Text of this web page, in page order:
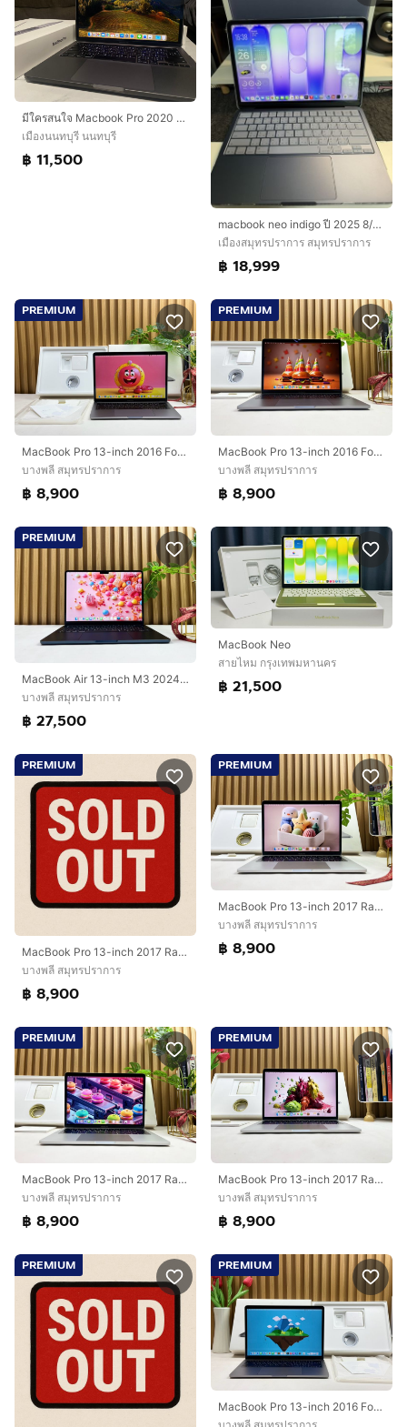
มีใครสนใจ Macbook Pro 2020 ทักได้นะคะ MacBook Pro 13-inch (2020)
เมืองนนทบุรี นนทบุรี
฿ 11,500
macbook neo indigo ปี 2025 8/256GB มือสอง ใช้งานน้อยมาก
เมืองสมุทรปราการ สมุทรปราการ
฿ 18,999
PREMIUM
MacBook Pro 13-inch 2016 Four Thunderbolt 3Ports Ram8GB SSD256GB SpaceGray
บางพลี สมุทรปราการ
฿ 8,900
PREMIUM
MacBook Pro 13-inch 2016 Four Thunderbolt 3Ports Ram8GB SSD256GB SpaceGray
บางพลี สมุทรปราการ
฿ 8,900
PREMIUM
MacBook Air 13-inch M3 2024 Ram8GB SSD512GB Midnight
บางพลี สมุทรปราการ
฿ 27,500
MacBook Neo
สายไหม กรุงเทพมหานคร
฿ 21,500
PREMIUM
MacBook Pro 13-inch 2017 Ram8GB SSD256GB Two Thunderbolt 3ports SpaceGray
บางพลี สมุทรปราการ
฿ 8,900
PREMIUM
MacBook Pro 13-inch 2017 Ram8GB SSD256GB Silver
บางพลี สมุทรปราการ
฿ 8,900
PREMIUM
MacBook Pro 13-inch 2017 Ram8GB SSD256GB Silver
บางพลี สมุทรปราการ
฿ 8,900
PREMIUM
MacBook Pro 13-inch 2017 Ram8GB SSD256GB Silver
บางพลี สมุทรปราการ
฿ 8,900
PREMIUM PREMIUM
MacBook Pro 13-inch 2016 Four Thunderbolt 3Ports Ram8GB SSD256GB SpaceGray